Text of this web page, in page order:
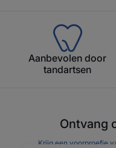
Aanbevolen door
tandartsen
Ontvang
Krijg een voorproefje